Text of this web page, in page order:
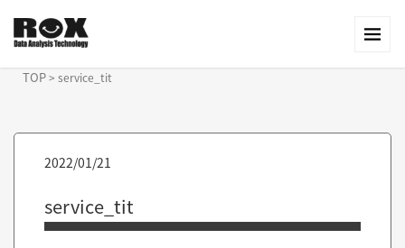
TOP> service_tit
2022/01/21
service_tit